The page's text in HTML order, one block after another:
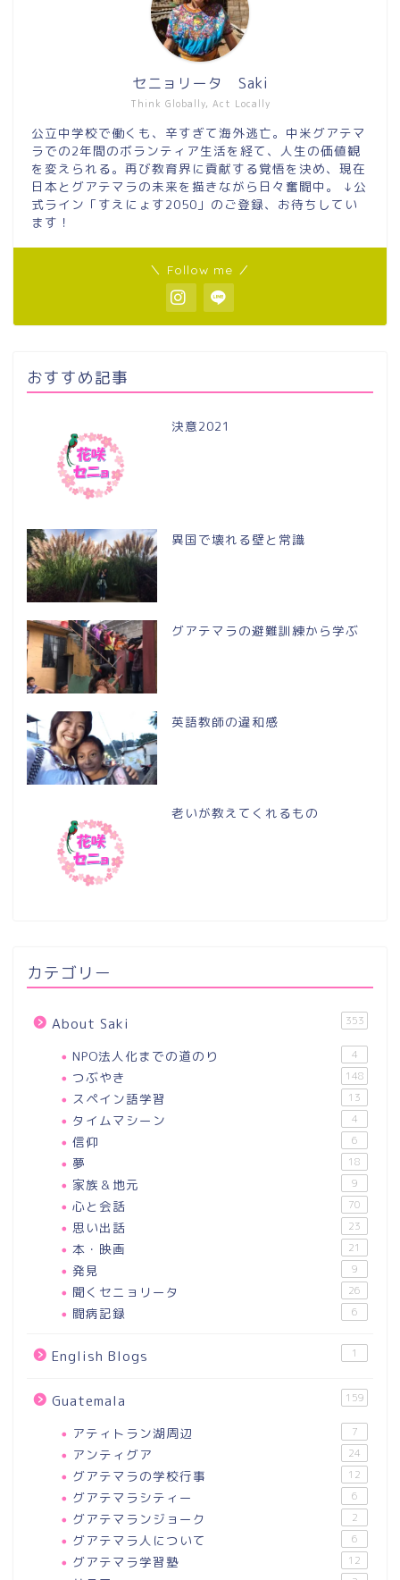
Think Globally, Act Locally
セニョリータ Saki
公立中学校で働くも、辛すぎて海外逃亡。中米グアテマ
ラでの2年間のボランティア生活を経て、人生の価値観
を変えられる。再び教育界に貢献する覚悟を決め、現在
日本とグアテマラの未来を描きながら日々奮闘中。 ↓公
式ライン「すえにょす2050」のご登録、お待ちしてい
ます！
＼ Follow me ／
おすすめ記事
決意2021
異国で壊れる壁と常識
グアテマラの避難訓練から学ぶ
英語教師の違和感
老いが教えてくれるもの
カテゴリー
About Saki 353
NPO法人化までの道のり 4
つぶやき 148
スペイン語学習 13
タイムマシーン 4
信仰 6
夢 18
家族＆地元 9
心と会話 70
思い出話 23
本・映画 21
発見 9
聞くセニョリータ 26
闘病記録 6
English Blogs 1
Guatemala 159
アティトラン湖周辺 7
アンティグア 24
グアテマラの学校行事 12
グアテマラシティー 6
グアテマランジョーク 2
グアテマラ人について 6
グアテマラ学習塾 12